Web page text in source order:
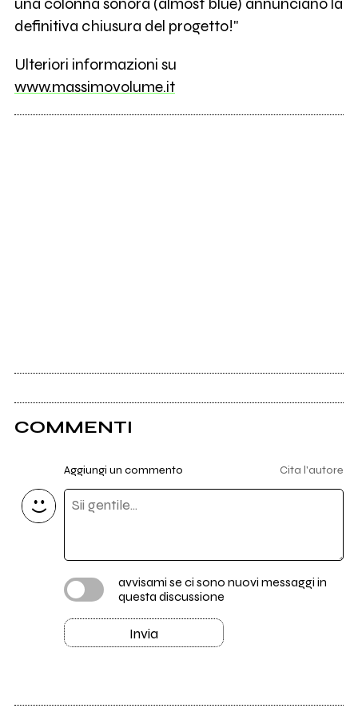
una colonna sonora (almost blue) annunciano la
definitiva chiusura del progetto!"
Ulteriori informazioni su
www.massimovolume.it
COMMENTI
Aggiungi un commento Cita l'autore
avvisami se ci sono nuovi messaggi in
questa discussione
Invia